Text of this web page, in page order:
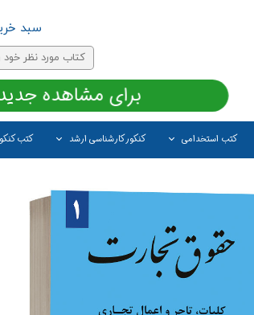
کتب استخدامی کنکور کارشناسی ارشد کتب
سبد
برای مشاهده